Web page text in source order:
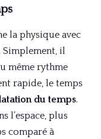
la physique avec
il
même rythme
rapide, le temps
du temps.
l’espace, plus
comparé à